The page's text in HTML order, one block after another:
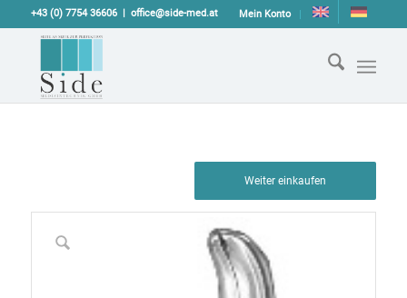
Mein Konto
+43 (0) 7754 36606 office@side-med.at
Weiter einkaufen